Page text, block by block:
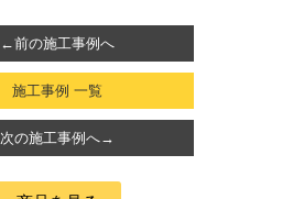
←前の施工事例へ
施工事例 一覧
次の施工事例へ→